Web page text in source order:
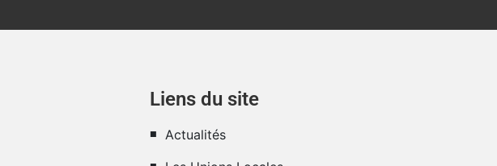
Liens du site
Actualités